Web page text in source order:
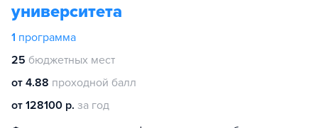
университета
1 программа
25 бюджетных мест
от 4.88 проходной балл
от 128100 р. за год